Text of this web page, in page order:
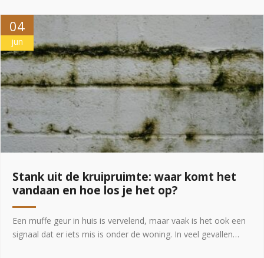
04
jun
Stank uit de kruipruimte: waar komt het
vandaan en hoe los je het op?
Een muffe geur in huis is vervelend, maar vaak is het ook een
signaal dat er iets mis is onder de woning. In veel gevallen…